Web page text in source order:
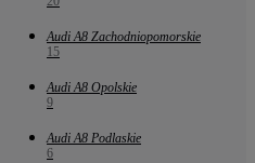
Audi A8 Zachodniopomorskie
15
Audi A8 Opolskie
9
Audi A8 Podlaskie
6